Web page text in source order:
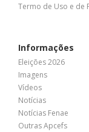
Termo de Uso e de
Informações
Eleições 2026
Imagens
Vídeos
Notícias
Notícias Fenae
Outras Apcefs